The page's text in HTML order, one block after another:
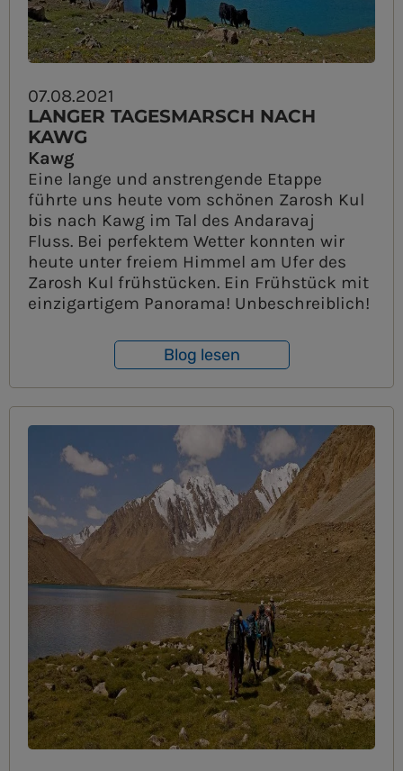
07.08.2021
LANGER TAGESMARSCH NACH
KAWG
Kawg
Eine lange und anstrengende Etappe
führte uns heute vom schönen Zarosh Kul
bis nach Kawg im Tal des Andaravaj
Fluss. Bei perfektem Wetter konnten wir
heute unter freiem Himmel am Ufer des
Zarosh Kul frühstücken. Ein Frühstück mit
einzigartigem Panorama! Unbeschreiblich!
Blog lesen